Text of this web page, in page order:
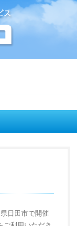
日田市で開催